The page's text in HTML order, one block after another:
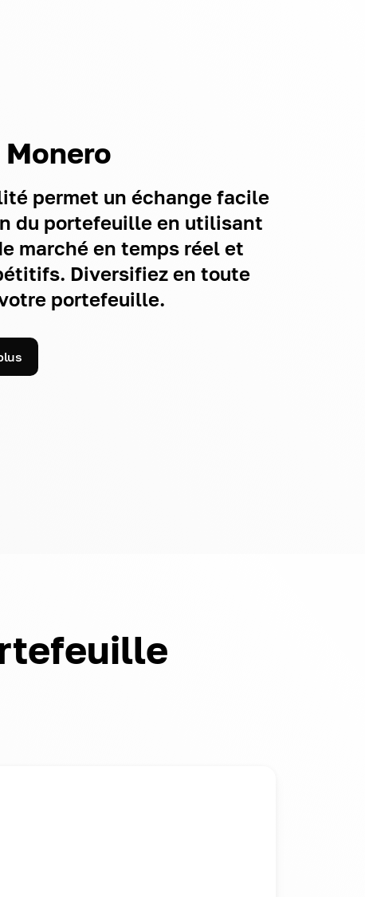
permet un échange facile
du portefeuille en utilisant
marché en temps réel et
Diversifiez en toute
portefeuille.